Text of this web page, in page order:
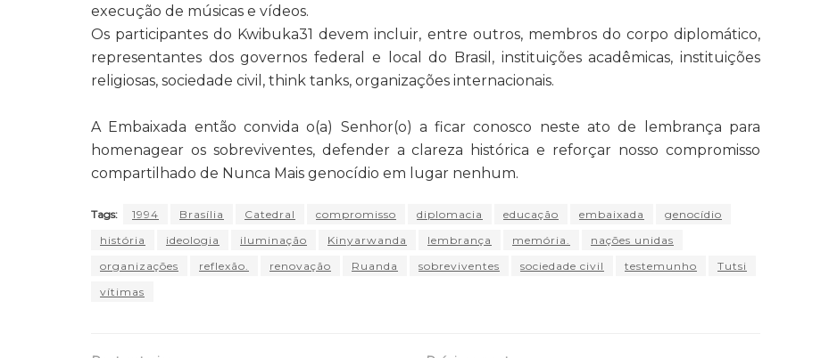
execução de músicas e vídeos.
Os participantes do Kwibuka31 devem incluir, entre outros, membros do corpo diplomático,
representantes dos governos federal e local do Brasil, instituições acadêmicas, instituições
religiosas, sociedade civil, think tanks, organizações internacionais.
A Embaixada então convida o(a) Senhor(o) a ficar conosco neste ato de lembrança para
homenagear os sobreviventes, defender a clareza histórica e reforçar nosso compromisso
compartilhado de Nunca Mais genocídio em lugar nenhum.
Tags: 1994 Brasília Catedral compromisso diplomacia educação embaixada
genocídio
história
ideologia iluminação Kinyarwanda lembrança memória.
nações unidas
organizações
reflexão. renovação Ruanda sobreviventes sociedade civil testemunho
Tutsi
vítimas